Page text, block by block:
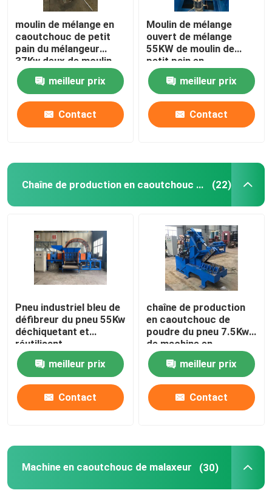
Produits
Au sujet de nous
Contrôle de qualité
Contactez-nous
Nouvelles
Demandez une citation
Machine de processus en caoutchouc
moulin de mélange en
caoutchouc de petit
pain du mélangeur
37Kw deux de moulin
de diamètre de 400mm
meilleur prix
Contact
Moulin de mélange
ouvert de mélange
55KW de moulin de
petit pain en
caoutchouc de la
machine XK450 deux
meilleur prix
Contact
Chaîne de production en caoutchouc de poudre (22)
Pneu industriel bleu de
défibreur du pneu 55Kw
déchiquetant et
réutilisant
meilleur prix
Contact
chaîne de production
en caoutchouc de
poudre du pneu 7.5Kw
de machine en
caoutchouc de
défibreur CE d'OIN
meilleur prix
Contact
Machine en caoutchouc de malaxeur (30)